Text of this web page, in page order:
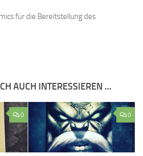
für die Bereitstellung des
AUCH INTERESSIEREN …
0 0